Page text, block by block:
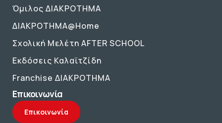
Όμιλος ΔΙΑΚΡΟΤΗΜΑ
ΔΙΑΚΡΟΤΗΜΑ@Home
Σχολική Μελέτη AFTER SCHOOL
Εκδόσεις Καλαϊτζίδη
Franchise ΔΙΑΚΡΟΤΗΜΑ
Επικοινωνία
Επικοινωνία